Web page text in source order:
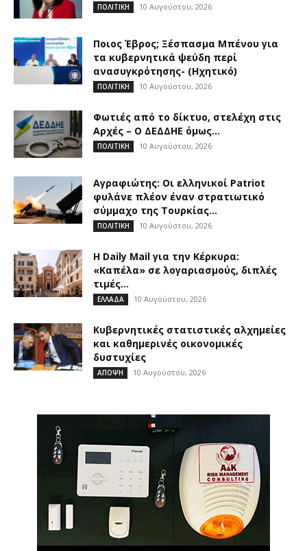
ΠΟΛΙΤΙΚΗ 10 Αυγούστου, 2026
Ποιος Έβρος; Ξέσπασμα Μπένου για
τα κυβερνητικά ψεύδη περί
ανασυγκρότησης- (Ηχητικό)
ΠΟΛΙΤΙΚΗ 10 Αυγούστου, 2026
Φωτιές από το δίκτυο, στελέχη στις
Αρχές – Ο ΔΕΔΔΗΕ όμως...
ΠΟΛΙΤΙΚΗ 10 Αυγούστου, 2026
Αγραφιώτης: Οι ελληνικοί Patriot
φυλάνε πλέον έναν στρατιωτικό
σύμμαχο της Τουρκίας...
ΠΟΛΙΤΙΚΗ 10 Αυγούστου, 2026
Η Daily Mail για την Κέρκυρα:
«Καπέλα» σε λογαριασμούς, διπλές
τιμές...
ΕΛΛΑΔΑ 10 Αυγούστου, 2026
Κυβερνητικές στατιστικές αλχημείες
και καθημερινές οικονομικές
δυστυχίες
ΑΠΟΨΗ 10 Αυγούστου, 2026